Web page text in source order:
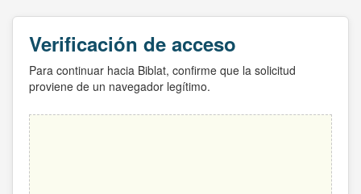
Verificación de acceso
Para continuar hacia Biblat, confirme que la solicitud
proviene de un navegador legítimo.